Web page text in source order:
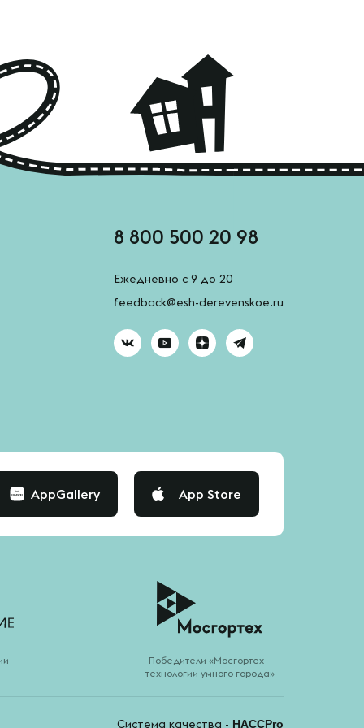
8 800 500 20 98
Ежедневно с 9 до 20
feedback@esh-derevenskoe.ru
AppGallery App Store
Победители «Мосгортех -
технологии умного города»
Система качества - HACCPro